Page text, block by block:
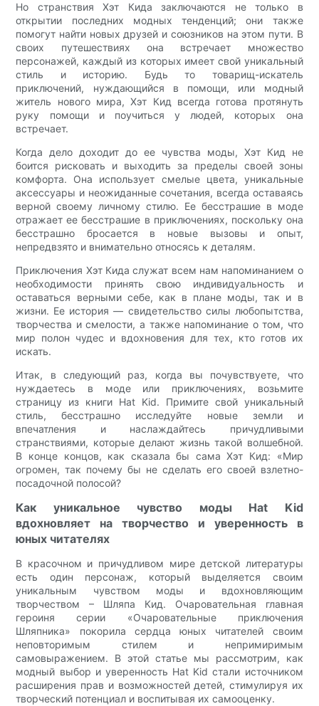
Но странствия Хэт Кида заключаются не только в
открытии последних модных тенденций; они также
помогут найти новых друзей и союзников на этом пути. В
своих путешествиях она встречает множество
персонажей, каждый из которых имеет свой уникальный
стиль и историю. Будь то товарищ-искатель
приключений, нуждающийся в помощи, или модный
житель нового мира, Хэт Кид всегда готова протянуть
руку помощи и поучиться у людей, которых она
встречает.
Когда дело доходит до ее чувства моды, Хэт Кид не
боится рисковать и выходить за пределы своей зоны
комфорта. Она использует смелые цвета, уникальные
аксессуары и неожиданные сочетания, всегда оставаясь
верной своему личному стилю. Ее бесстрашие в моде
отражает ее бесстрашие в приключениях, поскольку она
бесстрашно бросается в новые вызовы и опыт,
непредвзято и внимательно относясь к деталям.
Приключения Хэт Кида служат всем нам напоминанием о
необходимости принять свою индивидуальность и
оставаться верными себе, как в плане моды, так и в
жизни. Ее история — свидетельство силы любопытства,
творчества и смелости, а также напоминание о том, что
мир полон чудес и вдохновения для тех, кто готов их
искать.
Итак, в следующий раз, когда вы почувствуете, что
нуждаетесь в моде или приключениях, возьмите
страницу из книги Hat Kid. Примите свой уникальный
стиль, бесстрашно исследуйте новые земли и
впечатления и наслаждайтесь причудливыми
странствиями, которые делают жизнь такой волшебной.
В конце концов, как сказала бы сама Хэт Кид: «Мир
огромен, так почему бы не сделать его своей взлетно-
посадочной полосой?
Как уникальное чувство моды Hat Kid
вдохновляет на творчество и уверенность в
юных читателях
В красочном и причудливом мире детской литературы
есть один персонаж, который выделяется своим
уникальным чувством моды и вдохновляющим
творчеством – Шляпа Кид. Очаровательная главная
героиня серии «Очаровательные приключения
Шляпника» покорила сердца юных читателей своим
неповторимым стилем и непримиримым
самовыражением. В этой статье мы рассмотрим, как
модный выбор и уверенность Hat Kid стали источником
расширения прав и возможностей детей, стимулируя их
творческий потенциал и воспитывая их самооценку.